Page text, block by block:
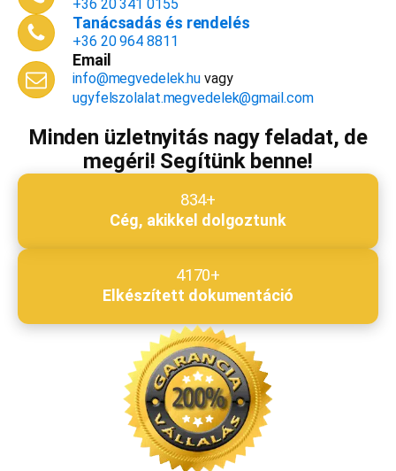
Email cím*
Megjegyzés*
+36 20 341 0155
Tanácsadás és rendelés
+36 20 964 8811
Email
info@megvedelek.hu vagy
ugyfelszolalat.megvedelek@gmail.com
Minden üzletnyitás nagy feladat, de
megéri! Segítünk benne!
834+
Cég, akikkel dolgoztunk
4170+
Elkészített dokumentáció